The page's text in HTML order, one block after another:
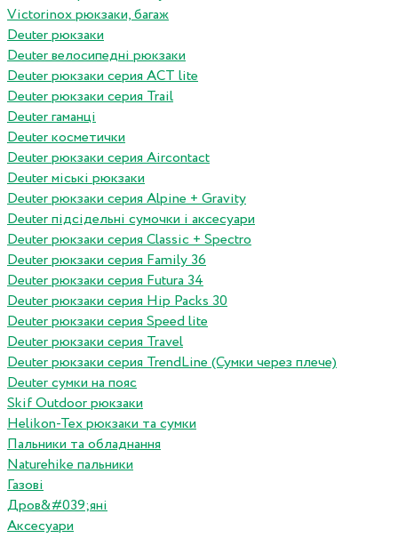
Victorinox рюкзаки, багаж
Deuter рюкзаки
Deuter велосипедні рюкзаки
Deuter рюкзаки серия ACT lite
Deuter рюкзаки серия Trail
Deuter гаманці
Deuter косметички
Deuter рюкзаки серия Aircontact
Deuter міські рюкзаки
Deuter рюкзаки серия Alpine + Gravity
Deuter підсідельні сумочки і аксесуари
Deuter рюкзаки серия Classic + Spectro
Deuter рюкзаки серия Family 36
Deuter рюкзаки серия Futura 34
Deuter рюкзаки серия Hip Packs 30
Deuter рюкзаки серия Speed lite
Deuter рюкзаки серия Travel
Deuter рюкзаки серия TrendLine (Сумки через плече)
Deuter сумки на пояс
Skif Outdoor рюкзаки
Helikon-Tex рюкзаки та сумки
Пальники та обладнання
Naturehike пальники
Газові
Дров&#039;яні
Аксесуари